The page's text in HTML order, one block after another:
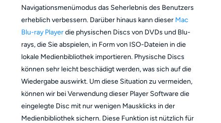
Navigationsmenümodus das Seherlebnis des Benutzers
erheblich verbessern. Darüber hinaus kann dieser Mac
Blu-ray Playerdie physischen Discs von DVDs und Blu-
rays, die Sie abspielen, in Form von ISO-Dateien in die
lokale Medienbibliothek importieren. Physische Discs
können sehr leicht beschädigt werden, was sich auf die
Wiedergabe auswirkt. Um diese Situation zu vermeiden,
können wir bei Verwendung dieser Player Software die
eingelegte Disc mit nur wenigen Mausklicks in der
Medienbibliothek sichern. Diese Funktion ist nützlich für